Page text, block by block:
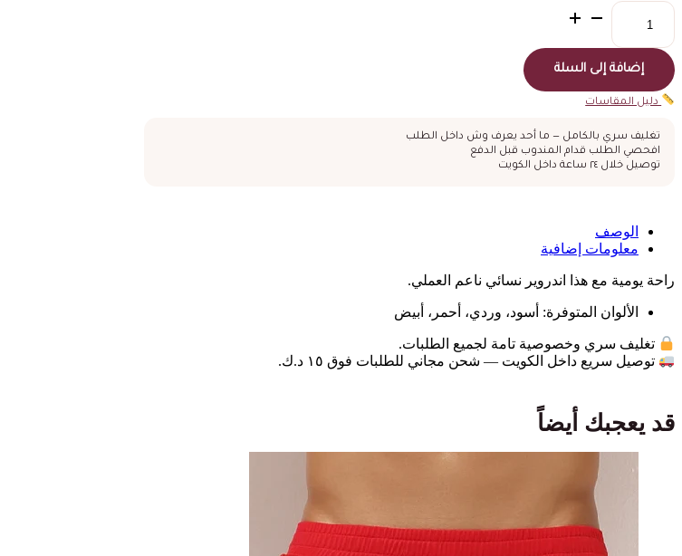
كمية
طقم
دانتيل
أنثوي
فاخر
بفيونكة
إضافة إلى السلة
دليل المقاسات
تغليف سري بالكامل — ما أحد يعرف وش داخل الطلب
افحصي الطلب قدام المندوب قبل الدفع
توصيل خلال ٢٤ ساعة داخل الكويت
الوصف
معلومات إضافية
راحة يومية مع هذا اندروير نسائي ناعم العملي.
الألوان المتوفرة: أسود، وردي، أحمر، أبيض
تغليف سري وخصوصية تامة لجميع الطلبات.
توصيل سريع داخل الكويت — شحن مجاني للطلبات فوق ١٥ د.ك.
قد يعجبك أيضاً